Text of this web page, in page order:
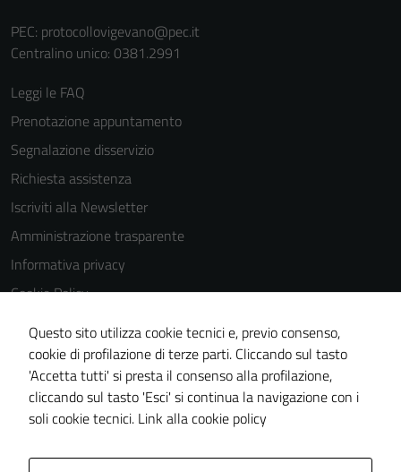
PEC: protocollovigevano@pec.it
Centralino unico: 0381.2991
Leggi le FAQ
Prenotazione appuntamento
Segnalazione disservizio
Richiesta assistenza
Iscriviti alla Newsletter
Amministrazione trasparente
Informativa privacy
Cookie Policy
Media policy
Note legali
Dichiarazione di accessibilità
Piano di miglioramento del sito
Questo sito utilizza cookie tecnici e, previo consenso,
cookie di profilazione di terze parti. Cliccando sul tasto
'Accetta tutti' si presta il consenso alla profilazione,
cliccando sul tasto 'Esci' si continua la navigazione con i
soli cookie tecnici. Link alla cookie policy